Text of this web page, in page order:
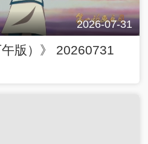
2026-07-31
午版）》 20260731